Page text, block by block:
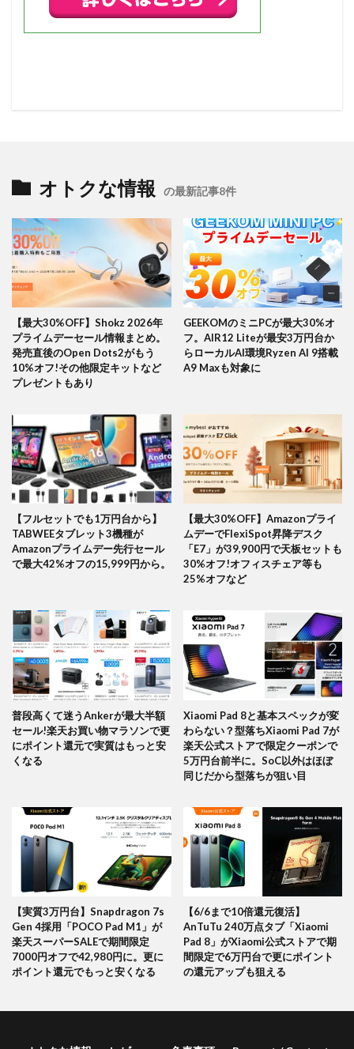
オトクな情報 の最新記事8件
【最大30%OFF】Shokz 2026年
プライムデーセール情報まとめ。
発売直後のOpen Dots2がもう
10%オフ!その他限定キットなど
プレゼントもあり
GEEKOMのミニPCが最大30%オ
フ。AIR12 Liteが最安3万円台か
らローカルAI環境Ryzen AI 9搭載
A9 Maxも対象に
【フルセットでも1万円台から】
TABWEEタブレット3機種が
Amazonプライムデー先行セール
で最大42%オフの15,999円から。
【最大30%OFF】Amazonプライ
ムデーでFlexiSpot昇降デスク
「E7」が39,900円で天板セットも
30%オフ!オフィスチェア等も
25%オフなど
普段高くて迷うAnkerが最大半額
セール!楽天お買い物マラソンで更
にポイント還元で実質はもっと安
くなる
Xiaomi Pad 8と基本スペックが変
わらない？型落ちXiaomi Pad 7が
楽天公式ストアで限定クーポンで
5万円台前半に。SoC以外はほぼ
同じだから型落ちが狙い目
【実質3万円台】Snapdragon 7s
Gen 4採用「POCO Pad M1」が
楽天スーパーSALEで期間限定
7000円オフで42,980円に。更に
ポイント還元でもっと安くなる
【6/6まで10倍還元復活】
AnTuTu 240万点タブ「Xiaomi
Pad 8」がXiaomi公式ストアで期
間限定で6万円台で更にポイント
の還元アップも狙える